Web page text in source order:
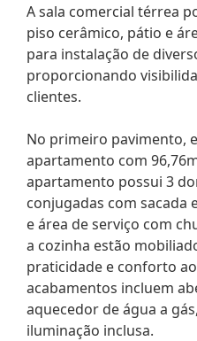
A sala comercial térrea
piso cerâmico, pátio e
para instalação de
proporcionando
clientes.
No primeiro pavimento,
apartamento com
apartamento possui 3
conjugadas com sacada
e área de serviço com
a cozinha estão
praticidade e conforto
acabamentos incluem
aquecedor de água a
iluminação inclusa.